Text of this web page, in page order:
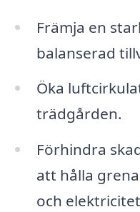
Främja en
balanserad
Öka
trädgården.
Förhindra
att hålla
och